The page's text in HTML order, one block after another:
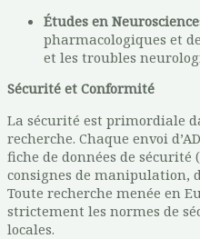
Études en
pharmacologiques et
et les troubles
Sécurité et Conformité
La sécurité est primordiale
recherche. Chaque envoi
fiche de données de sécurité
consignes de manipulation,
Toute recherche menée en
strictement les normes de
locales.